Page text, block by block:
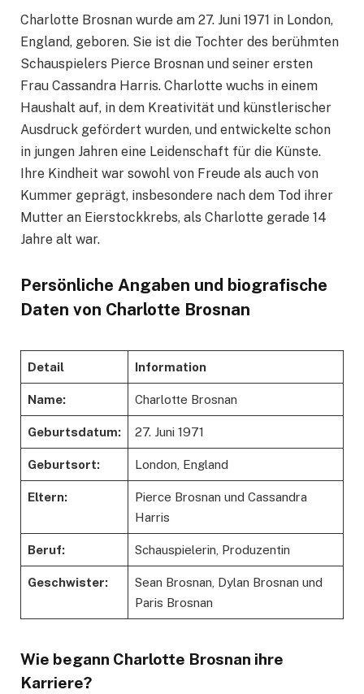
Charlotte Brosnan wurde am 27. Juni 1971 in London,
England, geboren. Sie ist die Tochter des berühmten
Schauspielers Pierce Brosnan und seiner ersten
Frau Cassandra Harris. Charlotte wuchs in einem
Haushalt auf, in dem Kreativität und künstlerischer
Ausdruck gefördert wurden, und entwickelte schon
in jungen Jahren eine Leidenschaft für die Künste.
Ihre Kindheit war sowohl von Freude als auch von
Kummer geprägt, insbesondere nach dem Tod ihrer
Mutter an Eierstockkrebs, als Charlotte gerade 14
Jahre alt war.
Persönliche Angaben und biografische
Daten von Charlotte Brosnan
Detail Information
Name: Charlotte Brosnan
Geburtsdatum: 27. Juni 1971
Geburtsort: London, England
Eltern:
Pierce Brosnan und Cassandra
Harris
Beruf: Schauspielerin, Produzentin
Geschwister:
Sean Brosnan, Dylan Brosnan und
Paris Brosnan
Wie begann Charlotte Brosnan ihre
Karriere?